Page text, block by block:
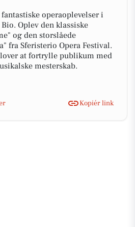
operaoplevelser i
Oplev den klassiske
og den storslåede
fra Sferisterio Opera Festival.
at fortrylle publikum med
mesterskab.
Kopiér link